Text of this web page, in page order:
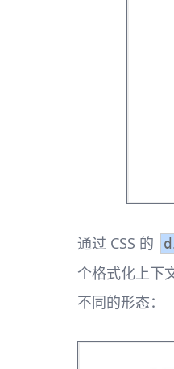
通过 CSS 的
个格式化上下
不同的形态：